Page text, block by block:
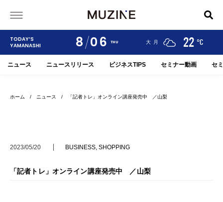
TODAY’S
YAMANASHI
8 06 THU
甲府 河口湖 大月 22 °C
ニュース ニュースリリース ビジネスTIPS セミナー動画 セ
ホーム / ニュース / 「記者トレ」オンライン講座発売中 ／山梨
2023/05/20 BUSINESS, SHOPPING
「記者トレ」オンライン講座発売中 ／山梨